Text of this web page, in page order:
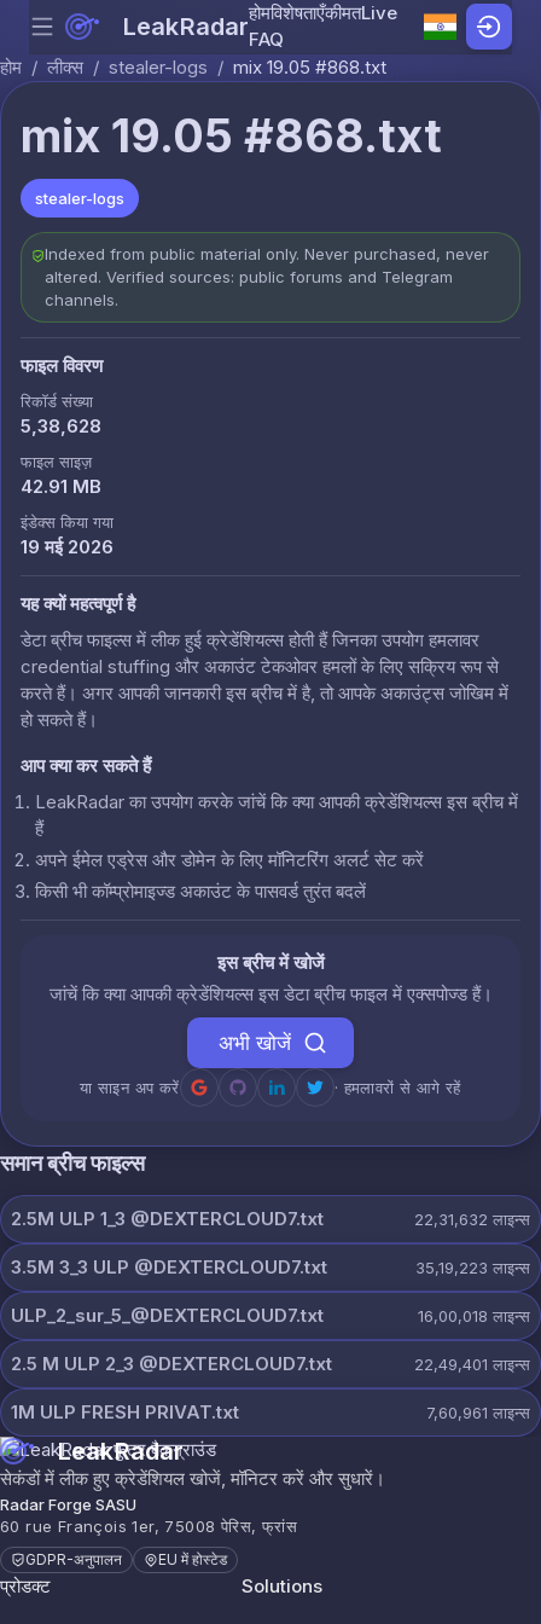
Skip to content
Menu LeakRadarहोमविशेषताएँकीमतLive
FAQ
होम / लीक्स / stealer-logs / mix 19.05 #868.txt
mix 19.05 #868.txt
stealer-logs
Indexed from public material only. Never purchased, never
altered. Verified sources: public forums and Telegram
channels.
फाइल विवरण
रिकॉर्ड संख्या
5,38,628
फाइल साइज़
42.91 MB
इंडेक्स किया गया
19 मई 2026
यह क्यों महत्वपूर्ण है
डेटा ब्रीच फाइल्स में लीक हुई क्रेडेंशियल्स होती हैं जिनका उपयोग हमलावर
credential stuffing और अकाउंट टेकओवर हमलों के लिए सक्रिय रूप से
करते हैं। अगर आपकी जानकारी इस ब्रीच में है, तो आपके अकाउंट्स जोखिम में
हो सकते हैं।
आप क्या कर सकते हैं
LeakRadar का उपयोग करके जांचें कि क्या आपकी क्रेडेंशियल्स इस ब्रीच में
हैं
अपने ईमेल एड्रेस और डोमेन के लिए मॉनिटरिंग अलर्ट सेट करें
किसी भी कॉम्प्रोमाइज्ड अकाउंट के पासवर्ड तुरंत बदलें
इस ब्रीच में खोजें
जांचें कि क्या आपकी क्रेडेंशियल्स इस डेटा ब्रीच फाइल में एक्सपोज्ड हैं।
अभी खोजें
या साइन अप करें · हमलावरों से आगे रहें
समान ब्रीच फाइल्स
2.5M ULP 1_3 @DEXTERCLOUD7.txt 22,31,632 लाइन्स
3.5M 3_3 ULP @DEXTERCLOUD7.txt 35,19,223 लाइन्स
ULP_2_sur_5_@DEXTERCLOUD7.txt 16,00,018 लाइन्स
2.5 M ULP 2_3 @DEXTERCLOUD7.txt 22,49,401 लाइन्स
1M ULP FRESH PRIVAT.txt 7,60,961 लाइन्स
LeakRadar
सेकंडों में लीक हुए क्रेडेंशियल खोजें, मॉनिटर करें और सुधारें।
Radar Forge SASU
60 rue François 1er, 75008 पेरिस, फ्रांस
GDPR-अनुपालन EU में होस्टेड
प्रोडक्ट Solutions